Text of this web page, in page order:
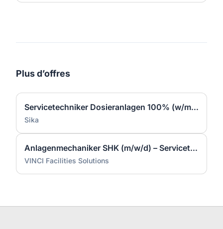
Plus d’offres
Servicetechniker Dosieranlagen 100% (w/m/d)
Sika
Anlagenmechaniker SHK (m/w/d) – Servicetechniker Heizung | Lüftung | Sanitär
VINCI Facilities Solutions